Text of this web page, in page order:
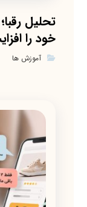
تحلیل
خود را
آموزش ها